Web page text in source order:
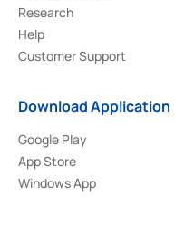
Research
Help
Customer Support
Download Application
Google Play
App Store
Windows App